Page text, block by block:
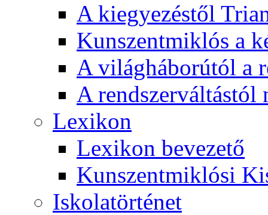
A kiegyezéstől
Kunszentmiklós a
A világháborútól a
A rendszerváltástól
Lexikon
Lexikon bevezető
Kunszentmiklósi
Iskolatörténet